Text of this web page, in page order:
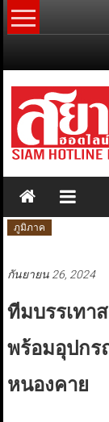
Skip
to
ภูมิภาค
กันยายน 26, 2024
ทีมบรรเทา
พร้อมอุปกร
หนองคาย